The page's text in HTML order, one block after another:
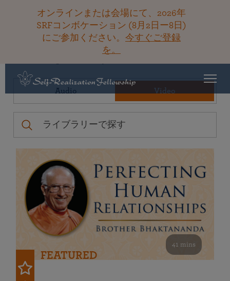
オンラインまたは会場にて、2026年
SRFコンボケーション (8月2日ー8日)
にご参加ください。 今すぐご登録
を。
Teachings Library
Audio Video
41 mins
FEATURED